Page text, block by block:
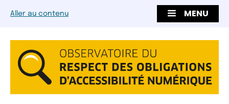
Aller au contenu MENU